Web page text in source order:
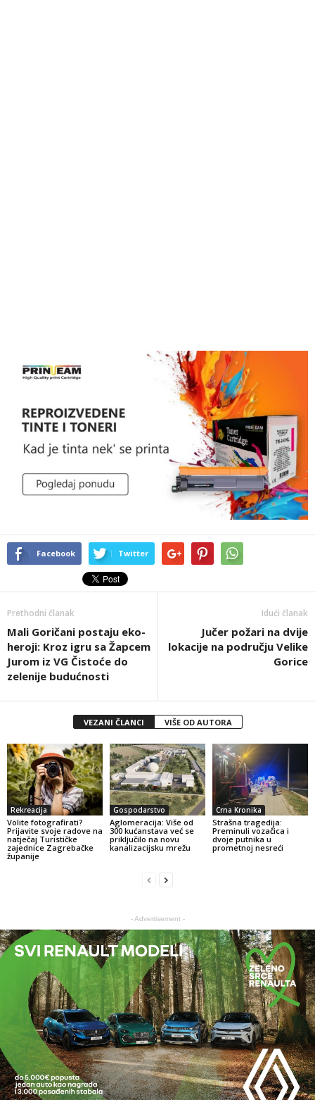
Facebook Twitter
Prethodni članak
Mali Goričani postaju eko-
heroji: Kroz igru sa Žapcem
Jurom iz VG Čistoće do
zelenije budućnosti
Idući članak
Jučer požari na dvije
lokacije na području Velike
Gorice
VEZANI ČLANCI VIŠE OD AUTORA
Rekreacija
Volite fotografirati?
Prijavite svoje radove na
natječaj Turističke
zajednice Zagrebačke
županije
Gospodarstvo
Aglomeracija: Više od
300 kućanstava već se
priključilo na novu
kanalizacijsku mrežu
Crna Kronika
Strašna tragedija:
Preminuli vozačica i
dvoje putnika u
prometnoj nesreći
- Advertisement -